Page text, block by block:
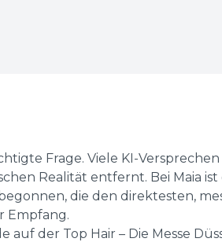
Frage. Viele KI-
Realität entfernt. Bei Maia
die den direktesten,
Empfang.
auf der Top Hair – Die Messe